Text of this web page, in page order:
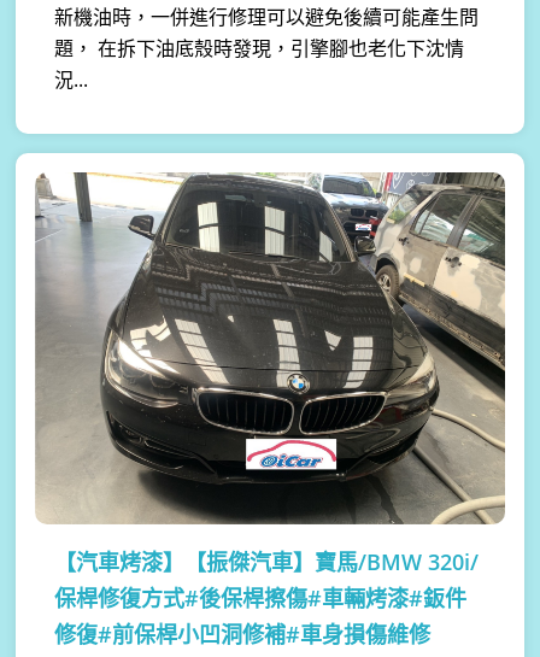
新機油時，一併進行修理可以避免後續可能產生問
題， 在拆下油底殼時發現，引擎腳也老化下沈情
況...
【汽車烤漆】
【振傑汽車】寶馬/BMW 320i/
保桿修復方式#後保桿擦傷#車輛烤漆#鈑件
修復#前保桿小凹洞修補#車身損傷維修